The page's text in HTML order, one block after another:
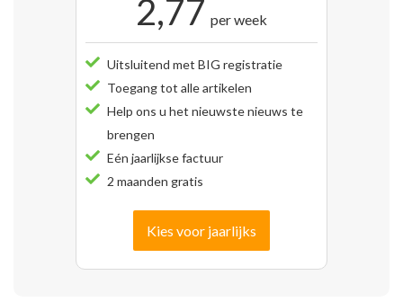
2,77 per week
Uitsluitend met BIG registratie
Toegang tot alle artikelen
Help ons u het nieuwste nieuws te
brengen
Eén jaarlijkse factuur
2 maanden gratis
Kies voor jaarlijks